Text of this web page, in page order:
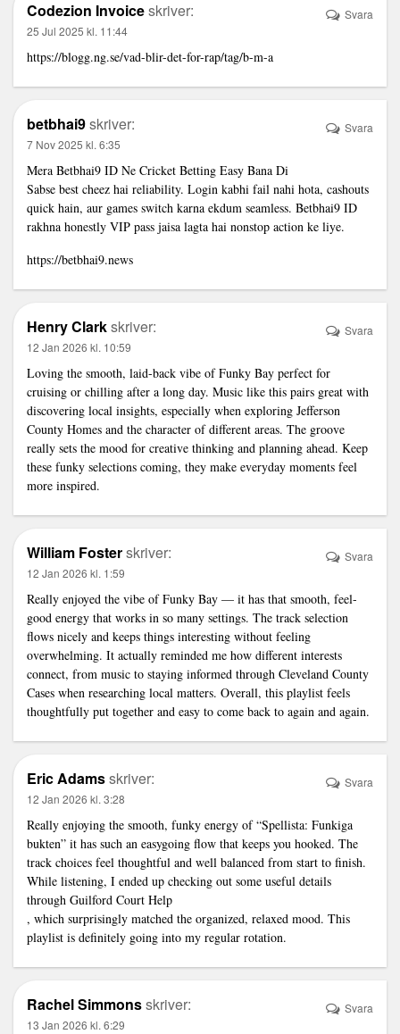
Codezion Invoiceskriver:
25 Jul 2025 kl. 11:44
https://blogg.ng.se/vad-blir-det-for-rap/tag/b-m-a
Svara
betbhai9skriver:
7 Nov 2025 kl. 6:35
Mera Betbhai9 ID Ne Cricket Betting Easy Bana Di
Sabse best cheez hai reliability. Login kabhi fail nahi hota, cashouts
quick hain, aur games switch karna ekdum seamless. Betbhai9 ID
rakhna honestly VIP pass jaisa lagta hai nonstop action ke liye.
https://betbhai9.news
Svara
Henry Clarkskriver:
12 Jan 2026 kl. 10:59
Loving the smooth, laid-back vibe of Funky Bay perfect for
cruising or chilling after a long day. Music like this pairs great with
discovering local insights, especially when exploring Jefferson
County Homes and the character of different areas. The groove
really sets the mood for creative thinking and planning ahead. Keep
these funky selections coming, they make everyday moments feel
more inspired.
Svara
William Fosterskriver:
12 Jan 2026 kl. 1:59
Really enjoyed the vibe of Funky Bay — it has that smooth, feel-
good energy that works in so many settings. The track selection
flows nicely and keeps things interesting without feeling
overwhelming. It actually reminded me how different interests
connect, from music to staying informed through Cleveland County
Cases when researching local matters. Overall, this playlist feels
thoughtfully put together and easy to come back to again and again.
Svara
Eric Adamsskriver:
12 Jan 2026 kl. 3:28
Really enjoying the smooth, funky energy of “Spellista: Funkiga
bukten” it has such an easygoing flow that keeps you hooked. The
track choices feel thoughtful and well balanced from start to finish.
While listening, I ended up checking out some useful details
through Guilford Court Help
, which surprisingly matched the organized, relaxed mood. This
playlist is definitely going into my regular rotation.
Svara
Rachel Simmonsskriver:
13 Jan 2026 kl. 6:29
Svara